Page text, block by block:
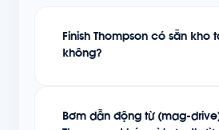
Finish Thompson có sẵn kho
không?
Bơm dẫn động từ (mag-